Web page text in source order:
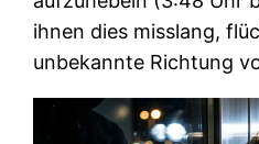
ihnen dies misslang,
unbekannte Richtung